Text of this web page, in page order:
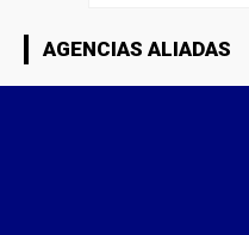
AGENCIAS ALIADAS